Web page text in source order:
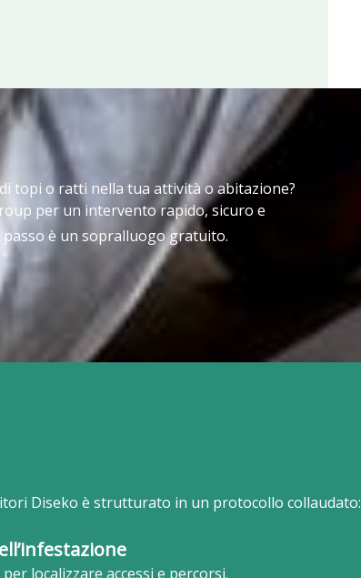
topi o ratti nella tua attività o abitazione?
per un intervento rapido, sicuro e
è un sopralluogo gratuito.
Diseko è strutturato in un protocollo collaudato:
localizzare accessi e percorsi.